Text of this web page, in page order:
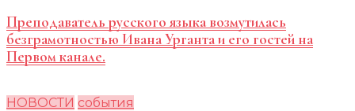
Преподаватель русского языка возмутилась
безграмотностью Ивана Урганта и его гостей на
Первом канале.
НОВОСТИ события